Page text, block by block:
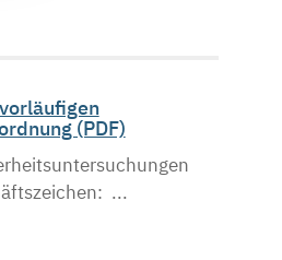
(PDF)
...